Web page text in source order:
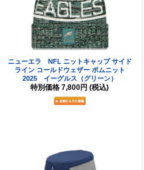
ニューエラ NFL ニットキャップ サイド
ライン コールドウェザー ポムニット
2025 イーグルス（グリーン）
特別価格 7,800円 (税込)